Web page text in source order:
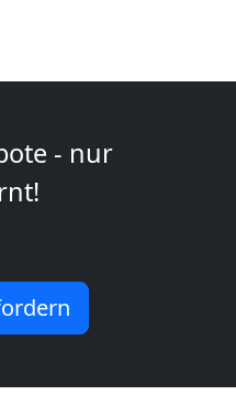
- nur